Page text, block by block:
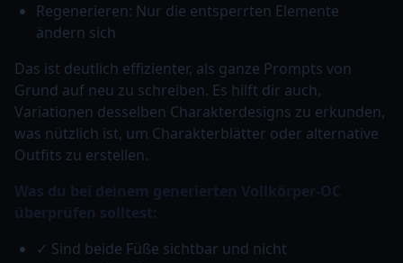
Regenerieren: Nur die entsperrten Elemente
ändern sich
Das ist deutlich effizienter, als ganze Prompts von
Grund auf neu zu schreiben. Es hilft dir auch,
Variationen desselben Charakterdesigns zu erkunden,
was nützlich ist, um Charakterblätter oder alternative
Outfits zu erstellen.
Was du bei deinem generierten Vollkörper-OC
überprüfen solltest:
✓ Sind beide Füße sichtbar und nicht